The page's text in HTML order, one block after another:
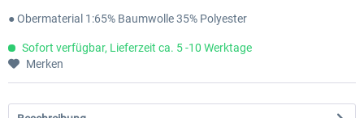
● Obermaterial 1:65% Baumwolle 35% Polyester
Sofort verfügbar, Lieferzeit ca. 5 -10 Werktage
Merken